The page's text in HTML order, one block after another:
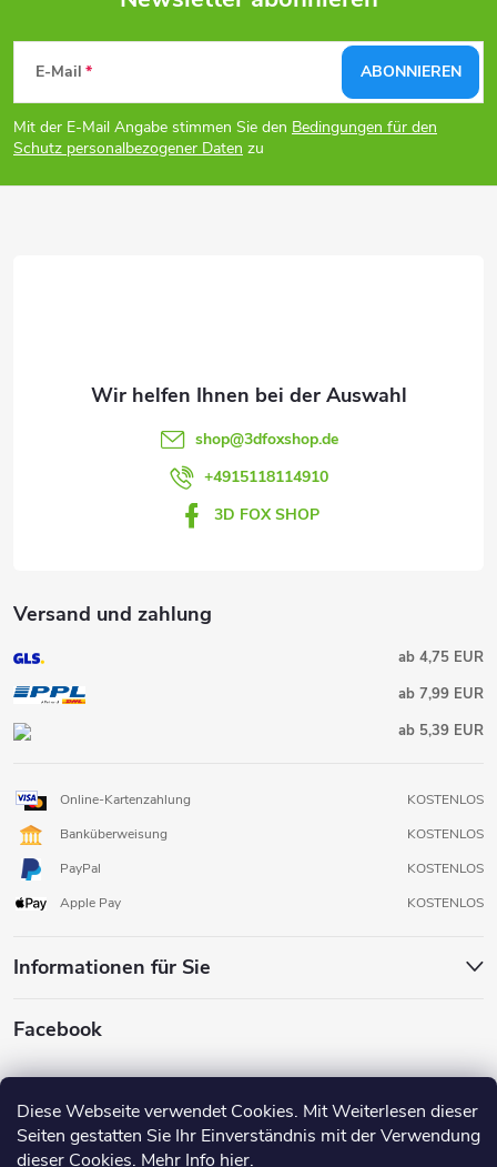
Diese Webseite verwendet Cookies. Mit Weiterlesen dieser
Seiten gestatten Sie Ihr Einverständnis mit der Verwendung
dieser Cookies. Mehr Info hier.
F
u
ß
E-Mail
Mit der E-Mail Angabe stimmen Sie den Bedingungen für den
Schutz personalbezogener Daten zu
ABONNIEREN
Versand und zahlung
ab 4,75 EUR
ab 7,99 EUR
ab 5,39 EUR
Online-Kartenzahlung
KOSTENLOS
Banküberweisung
KOSTENLOS
PayPal
KOSTENLOS
Apple Pay
KOSTENLOS
Informationen für Sie
Facebook
shop@3dfoxshop.de
+4915118114910
3D FOX SHOP